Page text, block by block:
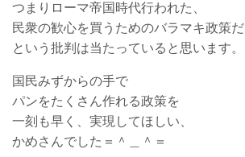
つまりローマ帝国時代行われた、
民衆の歓心を買うためのバラマキ政策だ
という批判は当たっていると思います。
国民みずからの手で
パンをたくさん作れる政策を
一刻も早く、実現してほしい、
かめさんでした＝＾＿＾＝